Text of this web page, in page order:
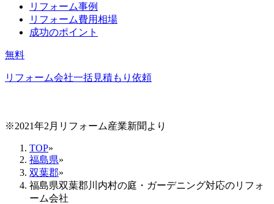
リフォーム事例
リフォーム費用相場
成功のポイント
無料
リフォーム会社一括見積もり依頼
※2021年2月リフォーム産業新聞より
TOP»
福島県»
双葉郡»
福島県双葉郡川内村の庭・ガーデニング対応のリフォ
ーム会社